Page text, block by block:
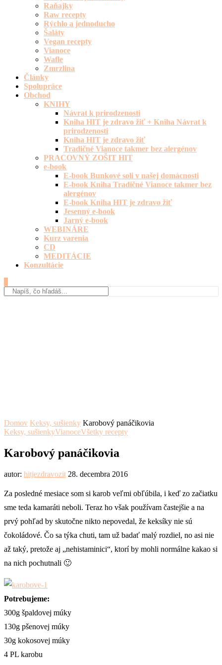
Raňajky
Raw recepty
Rýchlo a jednoducho
Šaláty
Vegan recepty
Vianoce
Wafle
Zmrzlina
Články
Spolupráce
Obchod
KNIHY
Návrat k prirodzenosti
Kniha HIT je zdravo žiť + Kniha Návrat k
prirodzenosti
Kniha HIT je zdravo žiť
Tradičné Vianoce takmer bez alergénov
PRACOVNÝ ZOŠIT HIT
e-book
E-book Bunkové soli v našej domácnosti
E-book Kniha Tradičné Vianoce takmer bez
alergénov
E-book Kniha HIT je zdravo žiť
Jesenný e-book
Jarný e-book
WEBINÁRE
Kurz varenia
CD
MEDITÁCIE
Konzultácie
Domov Keksy, sušienky Karobový panáčikovia
Keksy, sušienkyVianoceVšetky recepty
Karobový panáčikovia
autor: hitjezdravozit 28. decembra 2016
Za posledné mesiace som si karob veľmi obľúbila, i keď zo začiatku
sme teda kamaráti neboli. Teraz ho však používam častejšie a na
prvý pohľad by skutočne nikto nepovedal, že keksíky nie sú
čokoládové. Čo sa týka chuti, tam už badať malý rozdiel, no asi nie
až taký, pretože aj „nehistaminici“, ktorí by mohli normálne kakao si
na nich pochutnali 🙂
Potrebujeme:
300g špaldovej múky
130g pšenovej múky
30g kokosovej múky
4 PL karobu